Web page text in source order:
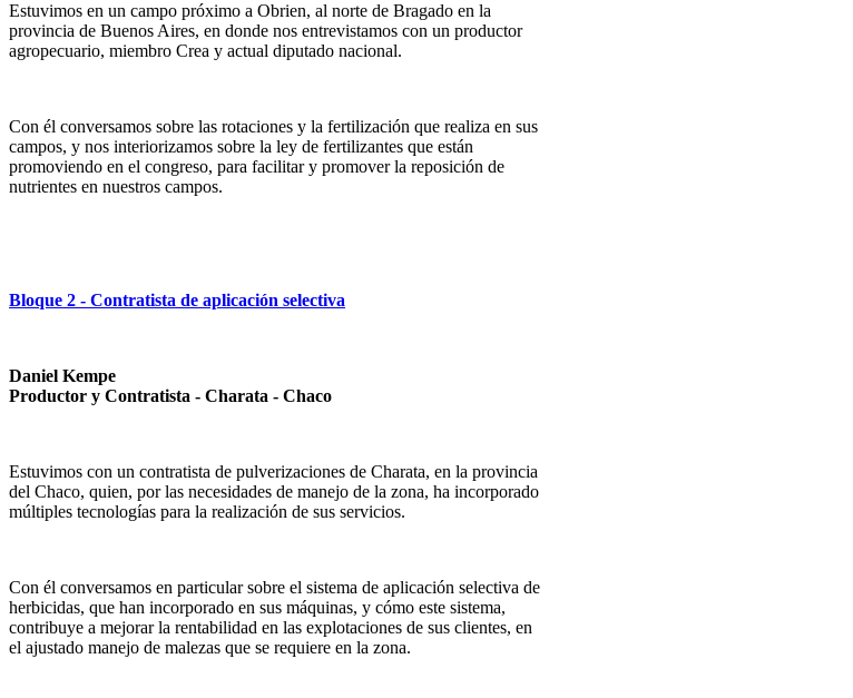
Estuvimos en un campo próximo a Obrien, al norte de Bragado en la
provincia de Buenos Aires, en donde nos entrevistamos con un productor
agropecuario, miembro Crea y actual diputado nacional.
Con él conversamos sobre las rotaciones y la fertilización que realiza en sus
campos, y nos interiorizamos sobre la ley de fertilizantes que están
promoviendo en el congreso, para facilitar y promover la reposición de
nutrientes en nuestros campos.
Bloque 2 - Contratista de aplicación selectiva
Daniel Kempe
Productor y Contratista - Charata - Chaco
Estuvimos con un contratista de pulverizaciones de Charata, en la provincia
del Chaco, quien, por las necesidades de manejo de la zona, ha incorporado
múltiples tecnologías para la realización de sus servicios.
Con él conversamos en particular sobre el sistema de aplicación selectiva de
herbicidas, que han incorporado en sus máquinas, y cómo este sistema,
contribuye a mejorar la rentabilidad en las explotaciones de sus clientes, en
el ajustado manejo de malezas que se requiere en la zona.